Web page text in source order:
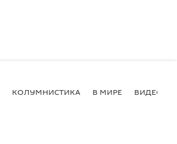
КОЛУМНИСТИКА В МИРЕ ВИДЕО